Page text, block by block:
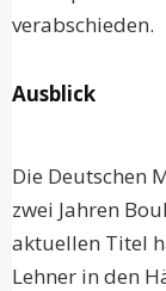
verabschieden.
Ausblick
Die Deutschen
zwei Jahren
aktuellen Titel
Lehner in den